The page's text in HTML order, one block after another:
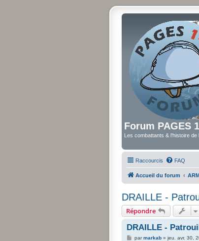
Forum PAGES
Les combattants & l'histoire
Raccourcis FAQ
Accueil du forum
DRAILLE -
Répondre
DRAILLE -
Mparmarkab» jeu. avr. 30,